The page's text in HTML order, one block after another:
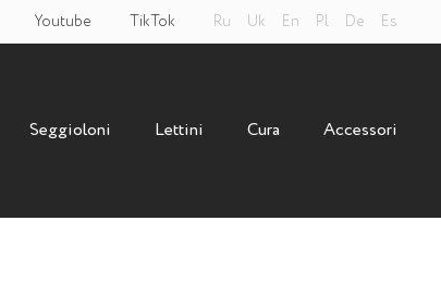
Youtube TikTok Ru Uk En Pl De Es
Seggioloni Lettini Cura Accessori